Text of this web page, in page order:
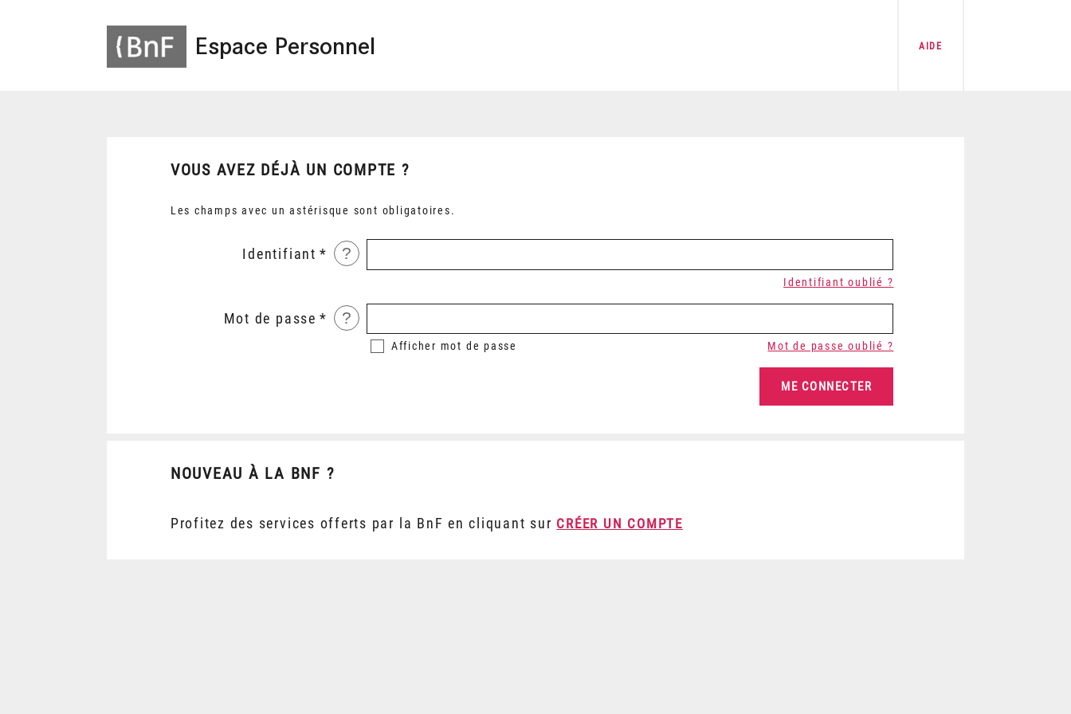
Espace Personnel AIDE
VOUS AVEZ DÉJÀ UN COMPTE ?
Les champs avec un astérisque sont obligatoires.
Identifiant ?
Identifiant oublié ?
Mot de passe ?
Afficher mot de passe Mot de passe oublié ?
NOUVEAU À LA BNF ?
Profitez des services offerts par la BnF en cliquant sur CRÉER UN COMPTE